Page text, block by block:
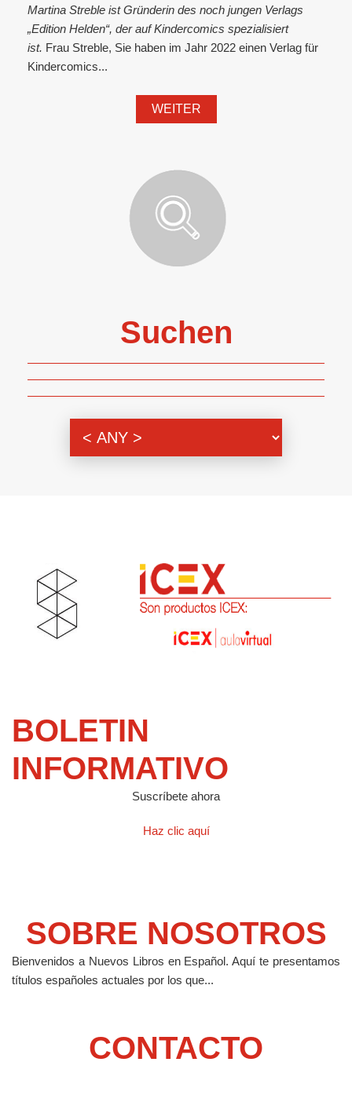
Martina Streble ist Gründerin des noch jungen Verlags
„Edition Helden“, der auf Kindercomics spezialisiert
ist. Frau Streble, Sie haben im Jahr 2022 einen Verlag für
Kindercomics...
WEITER
Suchen
BOLETIN
INFORMATIVO
Suscríbete ahora
Haz clic aquí
SOBRE NOSOTROS
Bienvenidos a Nuevos Libros en Español.Aquí te presentamos
títulos españoles actuales por los que...
CONTACTO